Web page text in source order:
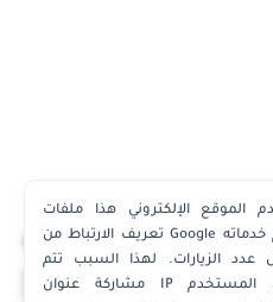
واتساب الكويت
الموقع الإلكتروني هذا ملفات
تعريف الارتباط من Google لتقديم خدماته
عدد الزيارات. لهذا السبب تتم
مشاركة عنوان IP ووكيل المستخدم